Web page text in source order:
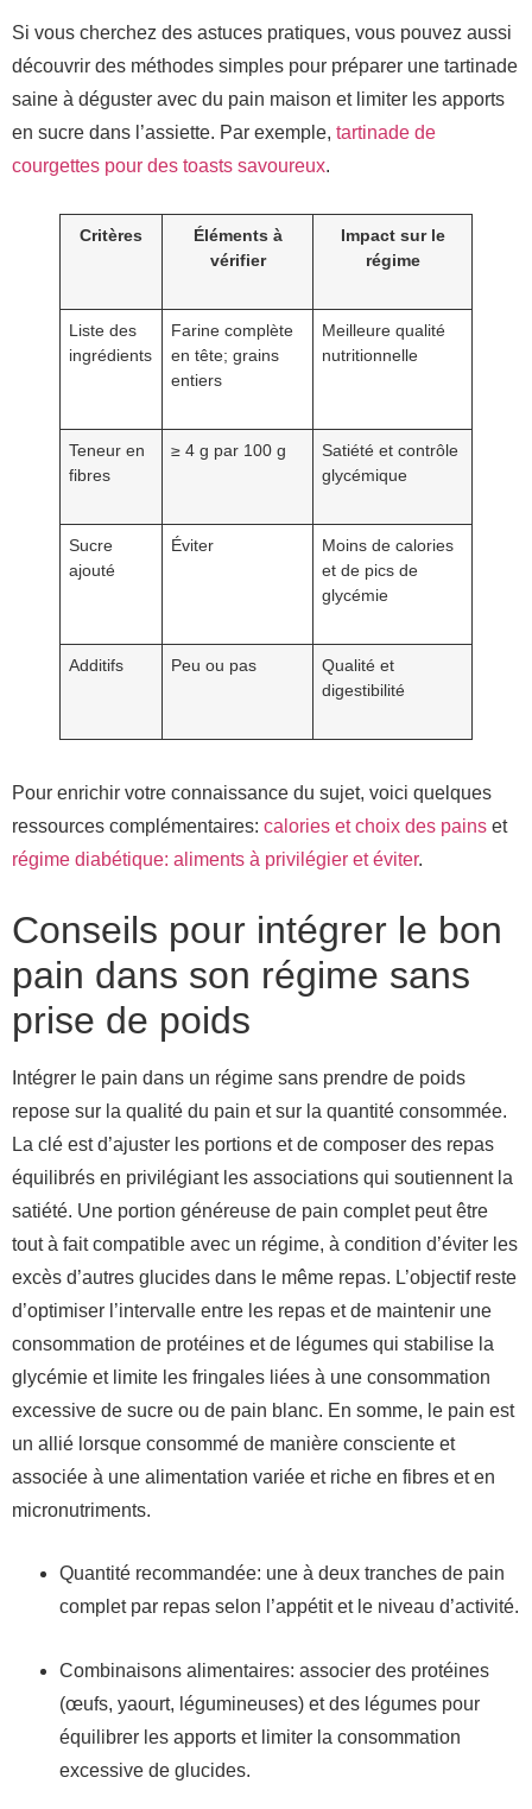
Si vous cherchez des astuces pratiques, vous pouvez aussi
découvrir des méthodes simples pour préparer une tartinade
saine à déguster avec du pain maison et limiter les apports
en sucre dans l’assiette. Par exemple, tartinade de
courgettes pour des toasts savoureux.
Critères
Éléments à
vérifier
Impact sur le
régime
Liste des
ingrédients
Farine complète
en tête; grains
entiers
Meilleure qualité
nutritionnelle
Teneur en
fibres
≥ 4 g par 100 g
Satiété et contrôle
glycémique
Sucre
ajouté
Éviter
Moins de calories
et de pics de
glycémie
Additifs Peu ou pas
Qualité et
digestibilité
Pour enrichir votre connaissance du sujet, voici quelques
ressources complémentaires: calories et choix des pains et
régime diabétique: aliments à privilégier et éviter.
Conseils pour intégrer le bon
pain dans son régime sans
prise de poids
Intégrer le pain dans un régime sans prendre de poids
repose sur la qualité du pain et sur la quantité consommée.
La clé est d’ajuster les portions et de composer des repas
équilibrés en privilégiant les associations qui soutiennent la
satiété. Une portion généreuse de pain complet peut être
tout à fait compatible avec un régime, à condition d’éviter les
excès d’autres glucides dans le même repas. L’objectif reste
d’optimiser l’intervalle entre les repas et de maintenir une
consommation de protéines et de légumes qui stabilise la
glycémie et limite les fringales liées à une consommation
excessive de sucre ou de pain blanc. En somme, le pain est
un allié lorsque consommé de manière consciente et
associée à une alimentation variée et riche en fibres et en
micronutriments.
Quantité recommandée: une à deux tranches de pain
complet par repas selon l’appétit et le niveau d’activité.
Combinaisons alimentaires: associer des protéines
(œufs, yaourt, légumineuses) et des légumes pour
équilibrer les apports et limiter la consommation
excessive de glucides.